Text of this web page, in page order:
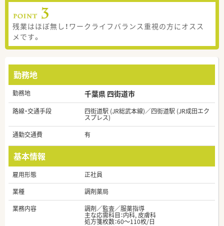
残業はほぼ無し！ワークライフバランス重視の方にオスス
メです。
勤務地
勤務地 千葉県 四街道市
路線・交通手段 四街道駅 (JR総武本線)／四街道駅 (JR成田エク
スプレス)
通勤交通費
有
基本情報
雇用形態
正社員
業種
調剤薬局
業務内容
調剤／監査／服薬指導
主な応需科目：内科, 皮膚科
処方箋枚数：60～110枚/日